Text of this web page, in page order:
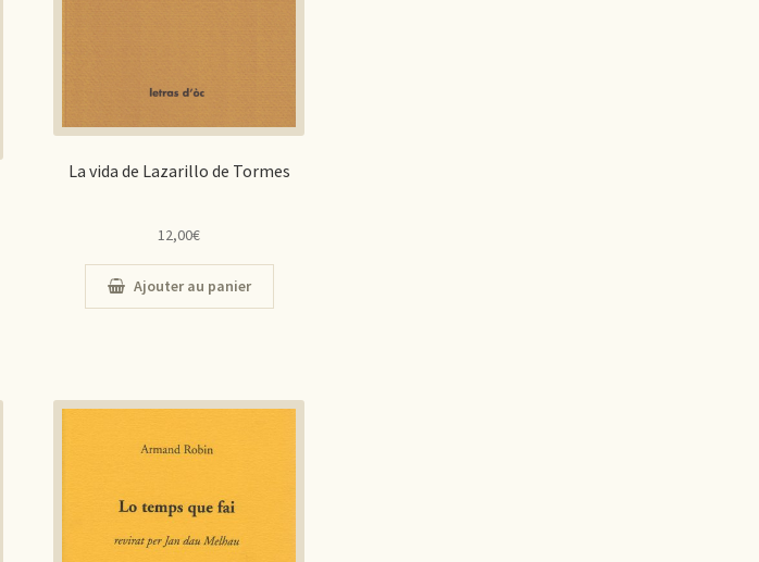
La vida de Lazarillo de Tormes
12,00€
Ajouter au panier